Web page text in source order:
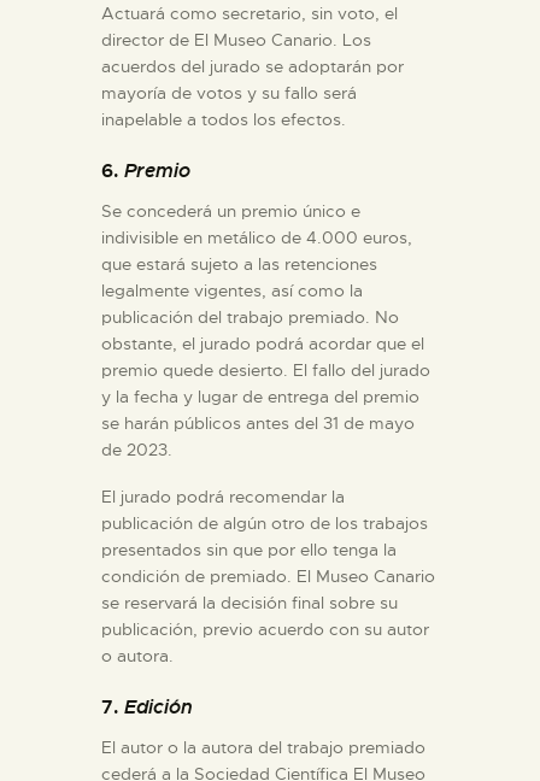
Actuará como secretario, sin voto, el
director de El Museo Canario. Los
acuerdos del jurado se adoptarán por
mayoría de votos y su fallo será
inapelable a todos los efectos.
6. Premio
Se concederá un premio único e
indivisible en metálico de 4.000 euros,
que estará sujeto a las retenciones
legalmente vigentes, así como la
publicación del trabajo premiado. No
obstante, el jurado podrá acordar que el
premio quede desierto. El fallo del jurado
y la fecha y lugar de entrega del premio
se harán públicos antes del 31 de mayo
de 2023.
El jurado podrá recomendar la
publicación de algún otro de los trabajos
presentados sin que por ello tenga la
condición de premiado. El Museo Canario
se reservará la decisión final sobre su
publicación, previo acuerdo con su autor
o autora.
7. Edición
El autor o la autora del trabajo premiado
cederá a la Sociedad Científica El Museo